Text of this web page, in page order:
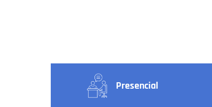
Presencial